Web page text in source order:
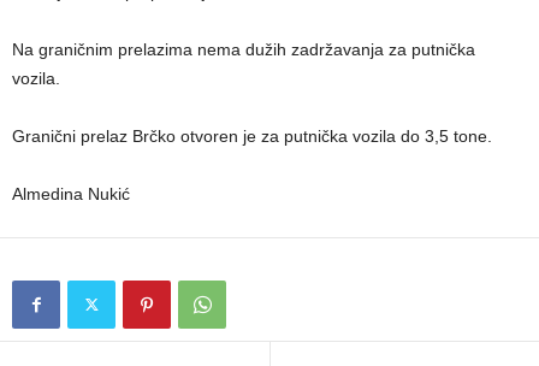
Na graničnim prelazima nema dužih zadržavanja za putnička
vozila.
Granični prelaz Brčko otvoren je za putnička vozila do 3,5 tone.
Almedina Nukić